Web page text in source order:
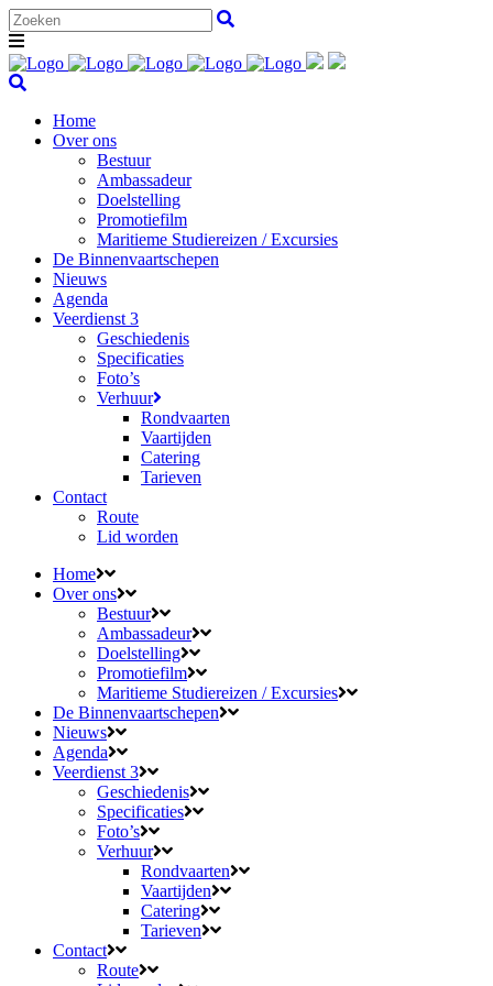
Home
Over ons
Bestuur
Ambassadeur
Doelstelling
Promotiefilm
Maritieme Studiereizen / Excursies
De Binnenvaartschepen
Nieuws
Agenda
Veerdienst 3
Geschiedenis
Specificaties
Foto’s
Verhuur
Rondvaarten
Vaartijden
Catering
Tarieven
Contact
Route
Lid worden
Home
Over ons
Bestuur
Ambassadeur
Doelstelling
Promotiefilm
Maritieme Studiereizen / Excursies
De Binnenvaartschepen
Nieuws
Agenda
Veerdienst 3
Geschiedenis
Specificaties
Foto’s
Verhuur
Rondvaarten
Vaartijden
Catering
Tarieven
Contact
Route